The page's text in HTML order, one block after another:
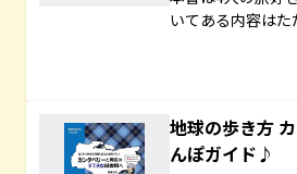
いてある内容はた
地球の歩き方
んぽガイド♪